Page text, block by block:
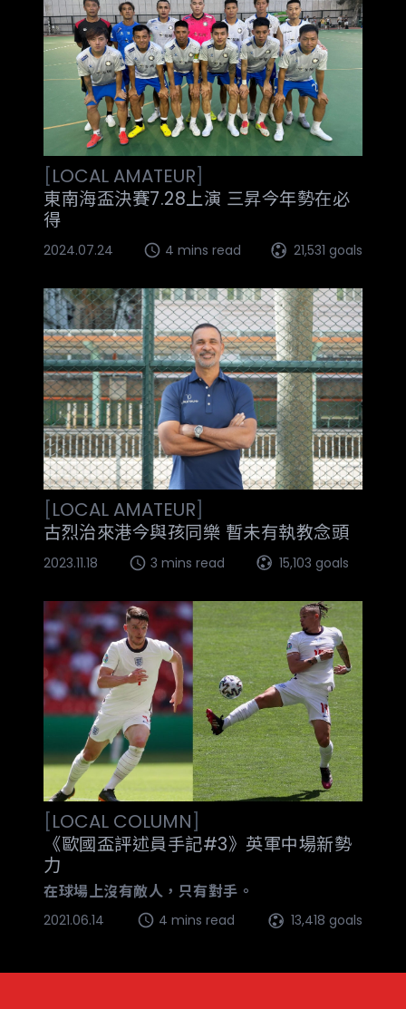
[LOCAL AMATEUR]
東南海盃決賽7.28上演 三昇今年勢在必
得
2024.07.24 4 mins read 21,531 goals
[LOCAL AMATEUR]
古烈治來港今與孩同樂 暫未有執教念頭
2023.11.18 3 mins read 15,103 goals
[LOCAL COLUMN]
《歐國盃評述員手記#3》英軍中場新勢
力
在球場上沒有敵人，只有對手。
2021.06.14 4 mins read 13,418 goals